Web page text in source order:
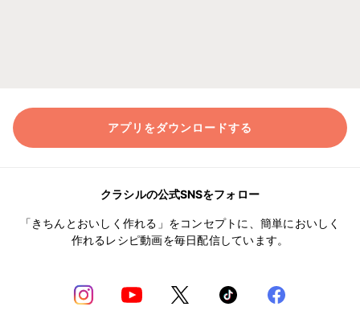
アプリをダウンロードする
クラシルの公式SNSをフォロー
「きちんとおいしく作れる」をコンセプトに、簡単においしく
作れるレシピ動画を毎日配信しています。